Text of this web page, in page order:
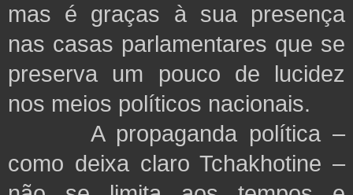
mas é graças à sua presença
nas casas parlamentares que se
preserva um pouco de lucidez
nos meios políticos nacionais.
A propaganda política –
como deixa claro Tchakhotine –